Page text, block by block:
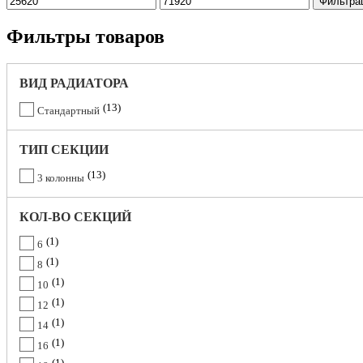
Фильтры товаров
ВИД РАДИАТОРА
Стандартный 13
ТИП СЕКЦИИ
3 колонны 13
КОЛ-ВО СЕКЦИЙ
6
1
8
1
10
1
12
1
14 1
16
1